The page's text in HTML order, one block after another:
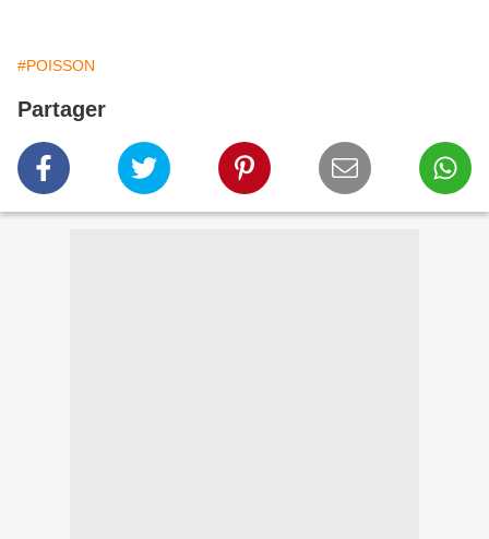
#POISSON
Partager